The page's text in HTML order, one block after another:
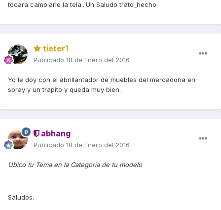
tocara cambiarle la tela...Un Saludo trato_hecho
tieter1
Publicado 18 de Enero del 2016
Yo le doy con el abrillantador de muebles del mercadona en
spray y un trapito y queda muy bien.
abhang
Publicado 18 de Enero del 2016
Ubico tu Tema en la Categoría de tu modelo
Saludos.